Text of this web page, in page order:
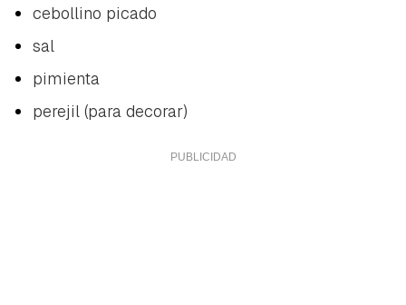
cebollino picado
sal
pimienta
perejil (para decorar)